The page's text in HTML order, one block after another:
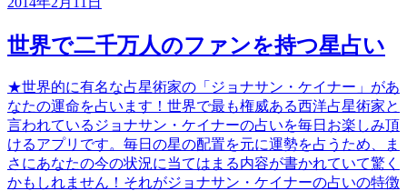
世界で二千万人のファンを持つ星占い
★世界的に有名な占星術家の「ジョナサン・ケイナー」があ
なたの運命を占います！世界で最も権威ある西洋占星術家と
言われているジョナサン・ケイナーの占いを毎日お楽しみ頂
けるアプリです。毎日の星の配置を元に運勢を占うため、ま
さにあなたの今の状況に当てはまる内容が書かれていて驚く
かもしれません！それがジョナサン・ケイナーの占いの特徴